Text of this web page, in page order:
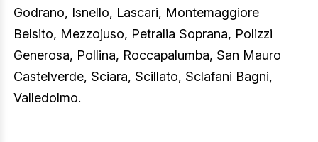
Godrano, Isnello, Lascari, Montemaggiore
Belsito, Mezzojuso, Petralia Soprana, Polizzi
Generosa, Pollina, Roccapalumba, San Mauro
Castelverde, Sciara, Scillato, Sclafani Bagni,
Valledolmo.